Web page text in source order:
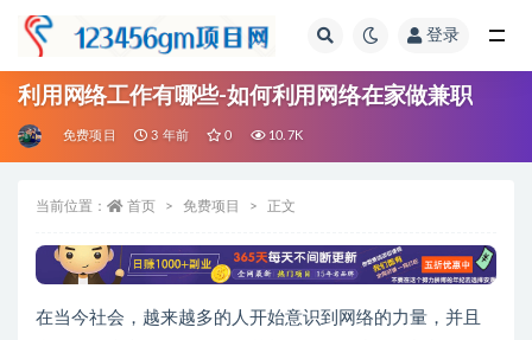
登录
利用网络工作有哪些-如何利用网络在家做兼职
免费项目 3 年前 0 10.7K
当前位置： 首页 免费项目 正文
在当今社会，越来越多的人开始意识到网络的力量，并且